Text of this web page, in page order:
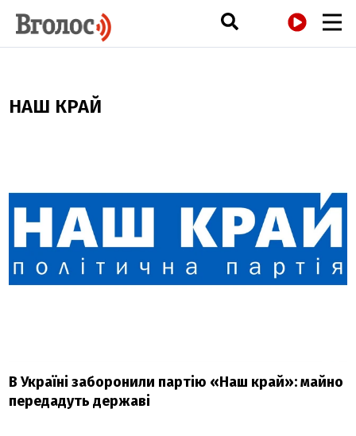
НАШ КРАЙ
В Україні заборонили партію «Наш край»: майно
передадуть державі